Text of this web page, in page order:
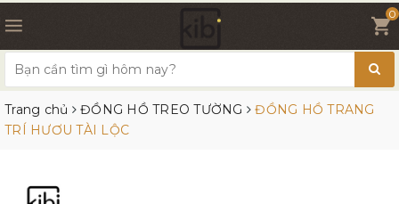
0
Trang chủ ĐỒNG HỒ TREO TƯỜNG
ĐỒNG HỒ TRANG
TRÍ HƯƠU TÀI LỘC